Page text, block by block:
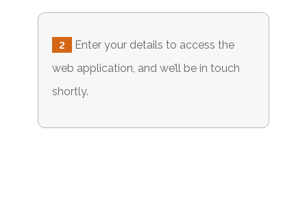
2
Enter your details to access the
web application, and we’ll be in touch
shortly.